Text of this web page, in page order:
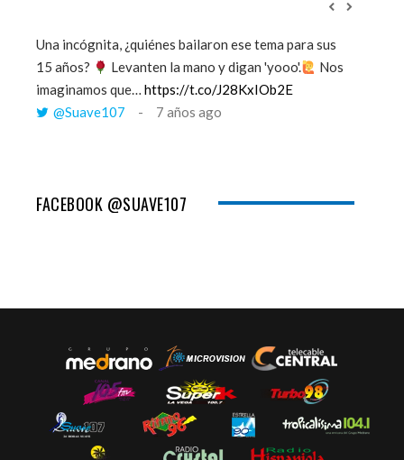
Una incógnita, ¿quiénes bailaron ese tema para sus
15 años?
Levanten la mano y digan 'yooo'.
Nos
imaginamos que… https://t.co/J28KxIOb2E
@Suave107
7 años ago
FACEBOOK @SUAVE107